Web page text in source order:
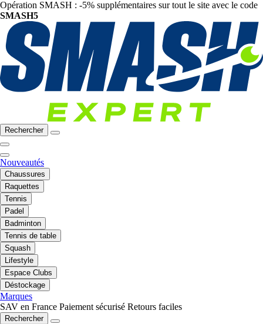
Opération SMASH : -5% supplémentaires sur tout le site avec le code
SMASH5
Rechercher
Nouveautés
Chaussures
Raquettes
Tennis
Padel
Badminton
Tennis de table
Squash
Lifestyle
Espace Clubs
Déstockage
Marques
SAV en France Paiement sécurisé Retours faciles
Rechercher